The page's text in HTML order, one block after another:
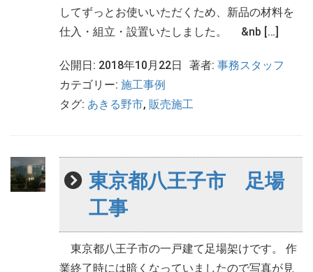
してずっとお使いいただくため、新品の材料を
仕入・組立・設置いたしました。 &nb […]
公開日: 2018年10月22日 著者: 事務スタッフ
カテゴリー: 施工事例
タグ: あきる野市, 販売施工
東京都八王子市 足場
工事
東京都八王子市の一戸建て足場架けです。 作
業終了時には暗くなっていましたので写真が見